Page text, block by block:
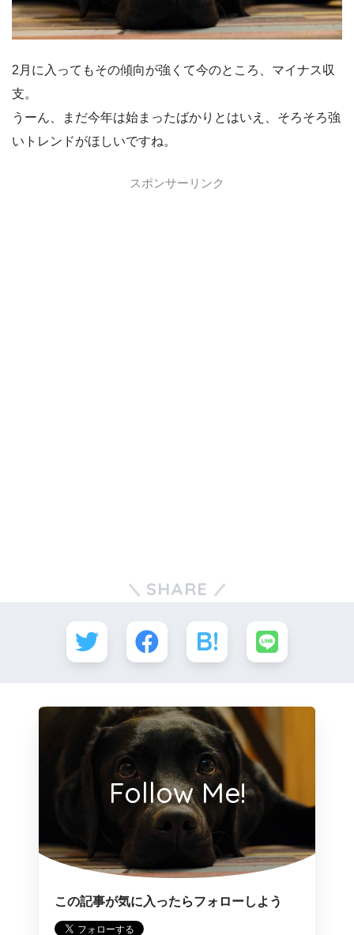
2月に入ってもその傾向が強くて今のところ、マイナス収
支。
うーん、まだ今年は始まったばかりとはいえ、そろそろ強
いトレンドがほしいですね。
スポンサーリンク
SHARE
Follow Me!
この記事が気に入ったらフォローしよう